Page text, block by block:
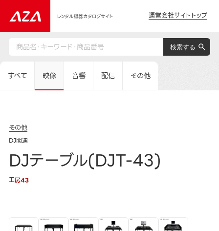
レンタル機器カタログサイト 運営会社サイトトップ
すべて 映像 音響 配信 その他
その他
DJ関連
DJテーブル(DJT-43)
工房43